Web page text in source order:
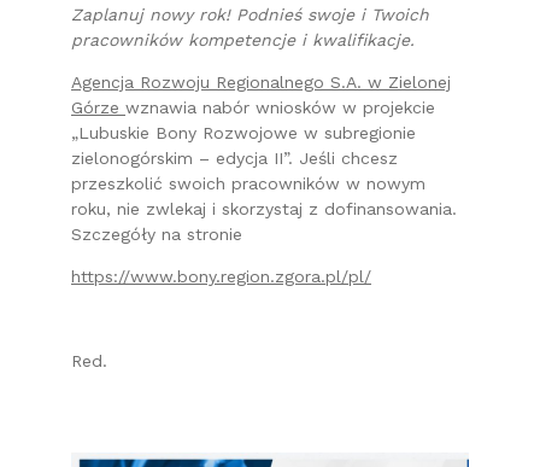
Zaplanuj nowy rok! Podnieś swoje i Twoich
pracowników kompetencje i kwalifikacje.
Agencja Rozwoju Regionalnego S.A. w Zielonej
Górze wznawia nabór wniosków w projekcie
„Lubuskie Bony Rozwojowe w subregionie
zielonogórskim – edycja II”. Jeśli chcesz
przeszkolić swoich pracowników w nowym
roku, nie zwlekaj i skorzystaj z dofinansowania.
Szczegóły na stronie
https://www.bony.region.zgora.pl/pl/
Red.